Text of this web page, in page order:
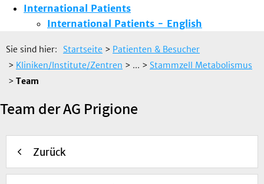
International Patients
International Patients - English
Sie sind hier: Startseite > Patienten & Besucher
> Kliniken/Institute/Zentren > ... > Stammzell Metabolismus
> Team
Team der AG Prigione
Zurück